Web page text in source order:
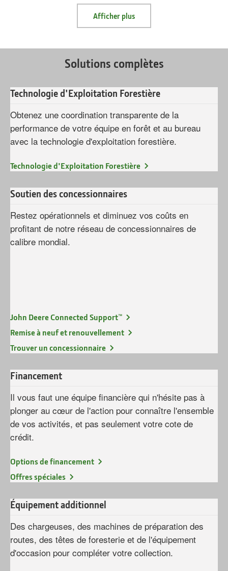
Afficher plus
Solutions complètes
Technologie d'Exploitation Forestière
Obtenez une coordination transparente de la
performance de votre équipe en forêt et au bureau
avec la technologie d'exploitation forestière.
Technologie d'Exploitation Forestière
Soutien des concessionnaires
Restez opérationnels et diminuez vos coûts en
profitant de notre réseau de concessionnaires de
calibre mondial.
John Deere Connected Support™
Remise à neuf et renouvellement
Trouver un concessionnaire
Financement
Il vous faut une équipe financière qui n'hésite pas à
plonger au cœur de l'action pour connaître l'ensemble
de vos activités, et pas seulement votre cote de
crédit.
Options de financement
Offres spéciales
Équipement additionnel
Des chargeuses, des machines de préparation des
routes, des têtes de foresterie et de l'équipement
d'occasion pour compléter votre collection.